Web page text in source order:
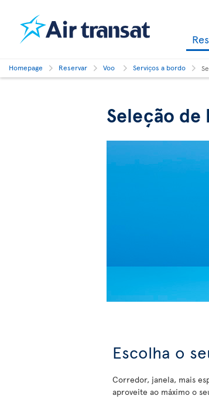
Homepage Reservar Voo Serviços a bordo
Seleção de
Escolha o
Corredor, janela, mais
aproveite ao máximo o